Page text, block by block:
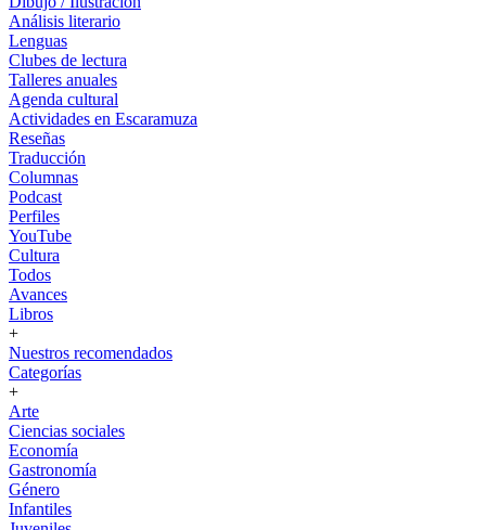
Análisis literario
Lenguas
Clubes de lectura
Talleres anuales
Agenda cultural
Actividades en Escaramuza
Reseñas
Traducción
Columnas
Podcast
Perfiles
YouTube
Cultura
Todos
Avances
Libros
+
Nuestros recomendados
Categorías
+
Arte
Ciencias sociales
Economía
Gastronomía
Género
Infantiles